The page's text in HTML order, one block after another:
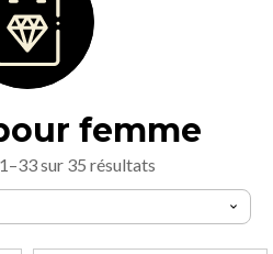
femme
sur 35 résultats
par
popularité